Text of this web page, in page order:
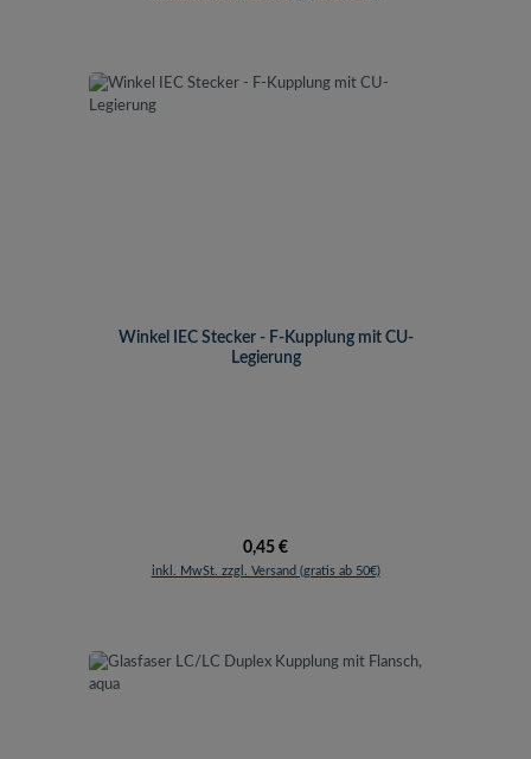
Winkel IEC Stecker - F-Kupplung mit CU-
Legierung
Regulärer Preis:
0,45 €
inkl. MwSt. zzgl. Versand (gratis ab 50€)